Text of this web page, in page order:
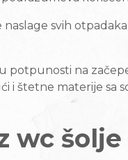
svih
na
i štetne materije sa
wc šolje